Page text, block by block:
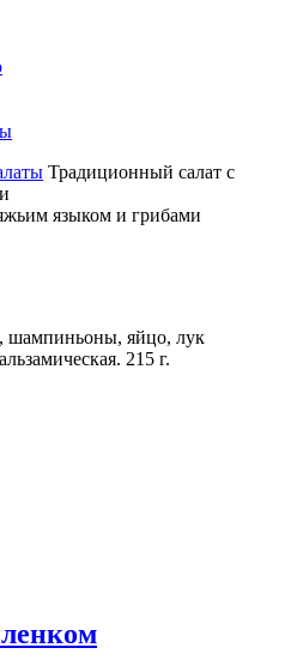
Традиционный салат с
языком и грибами
шампиньоны, яйцо, лук
215 г.